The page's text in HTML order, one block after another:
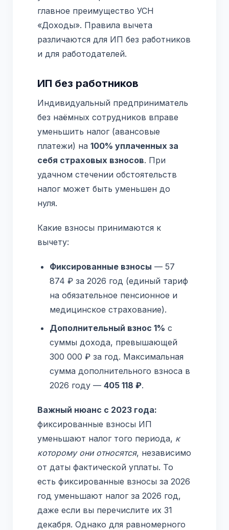
главное преимущество УСН
«Доходы». Правила вычета
различаются для ИП без работников
и для работодателей.
ИП без работников
Индивидуальный предприниматель
без наёмных сотрудников вправе
уменьшить налог (авансовые
платежи) на 100% уплаченных за
себя страховых взносов. При
удачном стечении обстоятельств
налог может быть уменьшен до
нуля.
Какие взносы принимаются к
вычету:
Фиксированные взносы — 57
874 ₽ за 2026 год (единый тариф
на обязательное пенсионное и
медицинское страхование).
Дополнительный взнос 1% с
суммы дохода, превышающей
300 000 ₽ за год. Максимальная
сумма дополнительного взноса в
2026 году — 405 118 ₽.
Важный нюанс с 2023 года:
фиксированные взносы ИП
уменьшают налог того периода, к
которому они относятся, независимо
от даты фактической уплаты. То
есть фиксированные взносы за 2026
год уменьшают налог за 2026 год,
даже если вы перечислите их 31
декабря. Однако для равномерного